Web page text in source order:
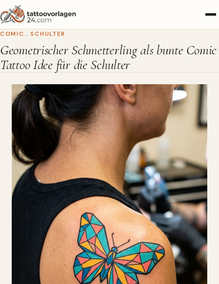
COMIC , SCHULTER
Geometrischer Schmetterling als bunte Comic
Tattoo Idee für die Schulter